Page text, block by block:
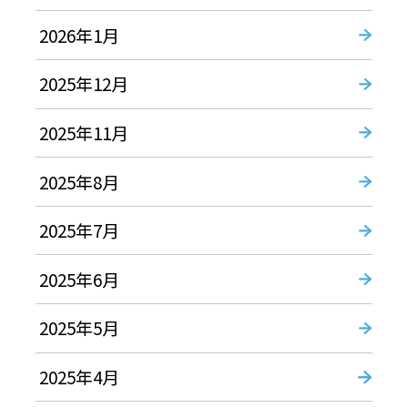
2026年1月
2025年12月
2025年11月
2025年8月
2025年7月
2025年6月
2025年5月
2025年4月